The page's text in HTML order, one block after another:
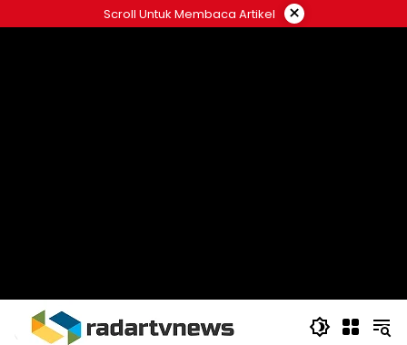
to
Scroll Untuk Membaca Artikel ×